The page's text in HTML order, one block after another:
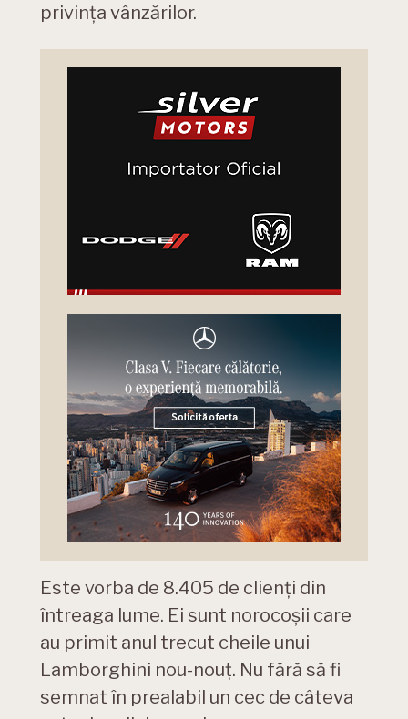
privința vânzărilor.
Este vorba de 8.405 de clienți din
întreaga lume. Ei sunt norocoșii care
au primit anul trecut cheile unui
Lamborghini nou-nouț. Nu fără să fi
semnat în prealabil un cec de câteva